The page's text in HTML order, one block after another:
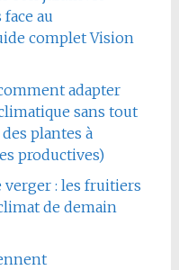
au
complet Vision
adapter
sans tout
plantes à
productives)
: les fruitiers
de demain